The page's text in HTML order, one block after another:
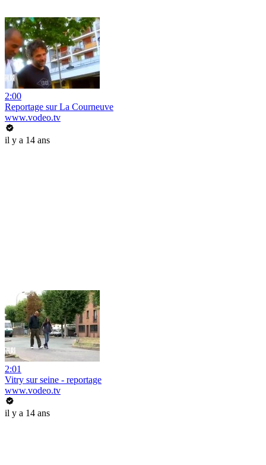
2:00
Reportage sur La Courneuve
www.vodeo.tv
il y a 14 ans
2:01
Vitry sur seine - reportage
www.vodeo.tv
il y a 14 ans